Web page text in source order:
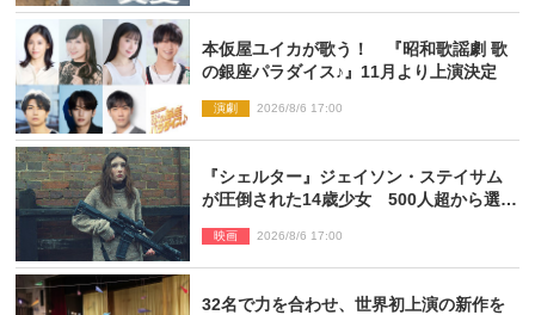
本仮屋ユイカが歌う！ 『昭和歌謡劇 歌
の銀座パラダイス♪』11月より上演決定
演劇 2026/8/6 17:00
『シェルター』ジェイソン・ステイサム
が圧倒された14歳少女 500人超から選出
とは
映画 2026/8/6 17:00
32名で力を合わせ、世界初上演の新作を